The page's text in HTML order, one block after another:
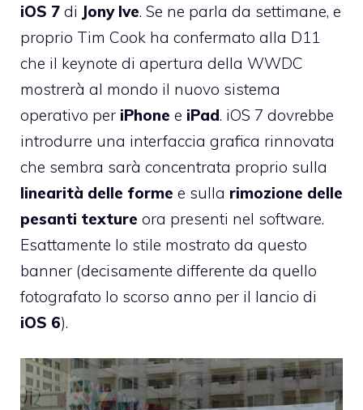
iOS 7 di Jony Ive. Se ne parla da settimane, e
proprio Tim Cook ha confermato alla D11
che il keynote di apertura della WWDC
mostrerà al mondo il nuovo sistema
operativo per iPhone e iPad. iOS 7 dovrebbe
introdurre una interfaccia grafica rinnovata
che sembra sarà concentrata proprio sulla
linearità delle forme e sulla rimozione delle
pesanti texture ora presenti nel software.
Esattamente lo stile mostrato da questo
banner (decisamente differente da quello
fotografato lo scorso anno per il lancio di
iOS 6).